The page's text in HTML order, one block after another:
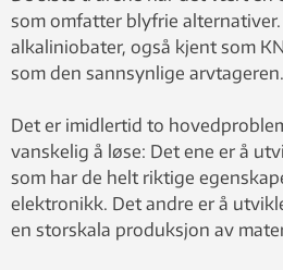
som omfatter blyfrie
alkaliniobater, også kjent som
som den sannsynlige arvtageren.
Det er imidlertid to
vanskelig å løse: Det ene er å
som har de helt riktige
elektronikk. Det andre er å
en storskala produksjon av